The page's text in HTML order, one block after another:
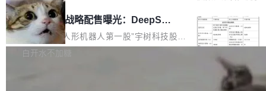
家基线 95.4%。 不是又一个 coding agent 包装
器 Prime Agent 的架构和市面上大多数 coding
agent 有本质区别。大多数 agent harness 的设
计是基于早期模型的能力—...
是项目级别的官方立场，目前由五个团队采纳，
但它可能是主流开源项目中关于 AI 辅助贡献最
细致的一份规则。 政策的核心只有一句话：LLM
可以用来分析、提炼、审阅、建议，但不能用来
宇树科技 IPO 战略配售曝光：DeepSe
ek 获配 93.3 万股，锁定 36 个月
8月6日晚间，“人形机器人第一股”宇树科技股份
有限公司披露IPO发行价格及战略配售结果，杭
白开水不加糖